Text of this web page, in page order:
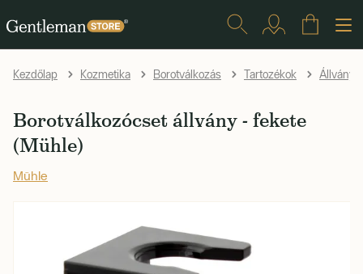
Kezdőlap Kozmetika Borotválkozás Tartozékok
Borotválkozócset állvány - fekete
(Mühle)
Mühle